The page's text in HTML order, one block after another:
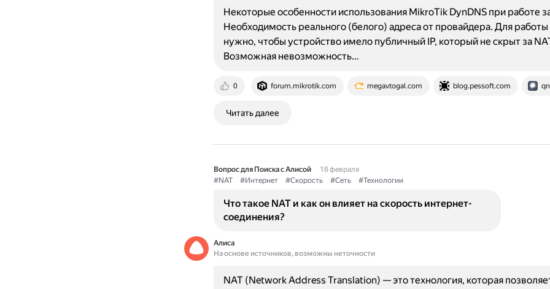
0 forum.mikrotik.com megavtogal.com blog.pessoft.com
Некоторые особенности использования MikroTik DynDNS при работе
Необходимость реального (белого) адреса от провайдера. Для работы
нужно, чтобы устройство имело публичный IP, который не скрыт за
Возможная невозможность…
Читать далее
Вопрос для Поиска с Алисой
18 февраля
#NAT
#Интернет #Скорость #Сеть #Технологии
Что такое NAT и как он влияет на скорость интернет-
соединения?
Алиса
На основе источников, возможны неточности
NAT (Network Address Translation) — это технология, которая